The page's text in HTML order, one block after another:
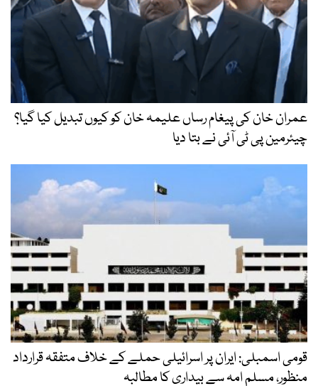
عمران خان کی پیغام رساں علیمہ خان کو کیوں تبدیل کیا گیا؟
چیئرمین پی ٹی آئی نے بتا دیا
قومی اسمبلی: ایران پر اسرائیلی حملے کے خلاف متفقہ قرارداد
منظور، مسلم امہ سے بیداری کا مطالبہ